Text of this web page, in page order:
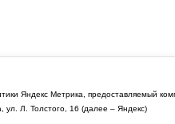
Яндекс Метрика, предоставляемый
Л. Толстого, 16 (далее – Яндекс)